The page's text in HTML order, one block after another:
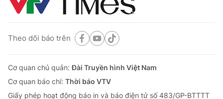
Theo dõi báo trên
Cơ quan chủ quản:Đài Truyền hình Việt Nam
Cơ quan báo chí: Thời báo VTV
Giấy phép hoạt động báo in và báo điện tử số 483/GP-BTTTT